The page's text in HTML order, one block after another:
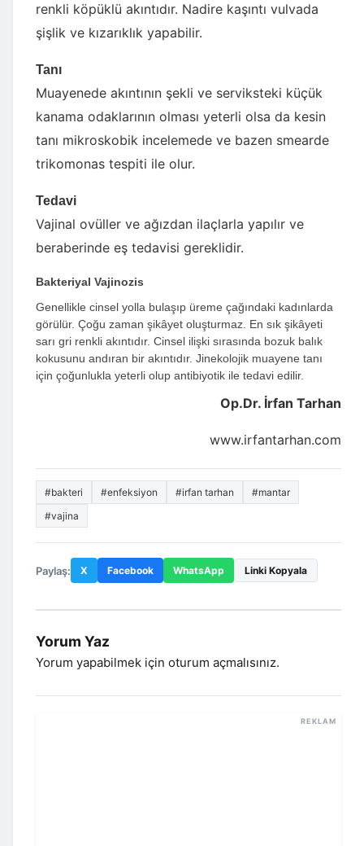
renkli köpüklü akıntıdır. Nadire kaşıntı vulvada
şişlik ve kızarıklık yapabilir.
Tanı
Muayenede akıntının şekli ve serviksteki küçük
kanama odaklarının olması yeterli olsa da kesin
tanı mikroskobik incelemede ve bazen smearde
trikomonas tespiti ile olur.
Tedavi
Vajinal ovüller ve ağızdan ilaçlarla yapılır ve
beraberinde eş tedavisi gereklidir.
Bakteriyal Vajinozis
Genellikle cinsel yolla bulaşıp üreme çağındaki kadınlarda
görülür. Çoğu zaman şikâyet oluşturmaz. En sık şikâyeti
sarı gri renkli akıntıdır. Cinsel ilişki sırasında bozuk balık
kokusunu andıran bir akıntıdır. Jinekolojik muayene tanı
için çoğunlukla yeterli olup antibiyotik ile tedavi edilir.
Op.Dr. İrfan Tarhan
www.irfantarhan.com
#bakteri #enfeksiyon #irfan tarhan
#mantar
#vajina
Paylaş: X Facebook WhatsApp Linki Kopyala
Yorum Yaz
Yorum yapabilmek için oturum açmalısınız.
REKLAM